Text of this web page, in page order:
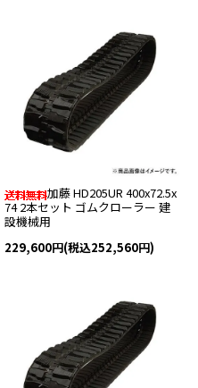
加藤 HD205UR 400x72.5x
74 2本セット ゴムクローラー 建
設機械用
229,600円(税込252,560円)